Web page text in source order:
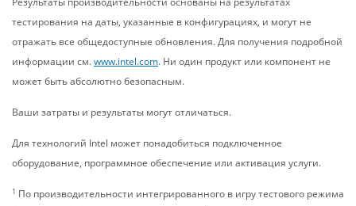
тестирования на даты, указанные в конфигурациях, и могут не
отражать все общедоступные обновления. Для получения подробной
информации см.www.intel.com. Ни один продукт или компонент не
может быть абсолютно безопасным.
Ваши затраты и результаты могут отличаться.
Для технологий Intel может понадобиться подключенное
оборудование, программное обеспечение или активация услуги.
1 По производительности интегрированного в игру тестового режима